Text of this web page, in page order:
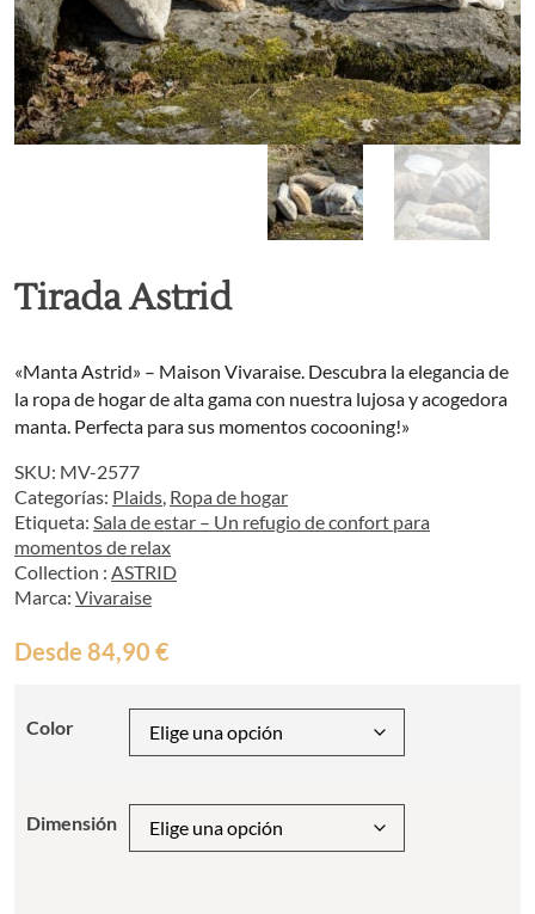
Tirada Astrid
«Manta Astrid» – Maison Vivaraise. Descubra la elegancia de
la ropa de hogar de alta gama con nuestra lujosa y acogedora
manta. Perfecta para sus momentos cocooning!»
SKU: MV-2577
Categorías: Plaids, Ropa de hogar
Etiqueta: Sala de estar – Un refugio de confort para
momentos de relax
Collection : ASTRID
Marca: Vivaraise
Desde 84,90 €
Color
Dimensión